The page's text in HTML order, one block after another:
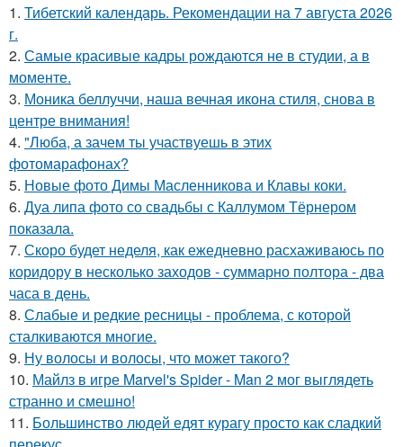
1. Тибетский календарь. Рекомендации на 7 августа 2026
г.
2. Самые красивые кадры рождаются не в студии, а в
моменте.
3. Моника беллуччи, наша вечная икона стиля, снова в
центре внимания!
4. "Люба, а зачем ты участвуешь в этих
фотомарафонах?
5. Новые фото Димы Масленникова и Клавы коки.
6. Дуа липа фото со свадьбы с Каллумом Тёрнером
показала.
7. Скоро будет неделя, как ежедневно расхаживаюсь по
коридору в несколько заходов - суммарно полтора - два
часа в день.
8. Слабые и редкие ресницы - проблема, с которой
сталкиваются многие.
9. Ну волосы и волосы, что может такого?
10. Майлз в игре Marvel's Spider - Man 2 мог выглядеть
странно и смешно!
11. Большинство людей едят курагу просто как сладкий